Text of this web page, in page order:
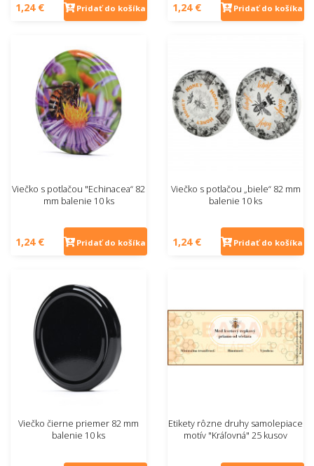
1,24 € Pridať do košíka 1,24 € Pridať do košíka
Viečko s potlačou "Echinacea“ 82
mm balenie 10 ks
1,24 € Pridať do košíka
Viečko s potlačou „biele“ 82 mm
balenie 10 ks
1,24 € Pridať do košíka
Viečko čierne priemer 82 mm
balenie 10 ks
Etikety rôzne druhy samolepiace
motív "Kráľovná" 25 kusov